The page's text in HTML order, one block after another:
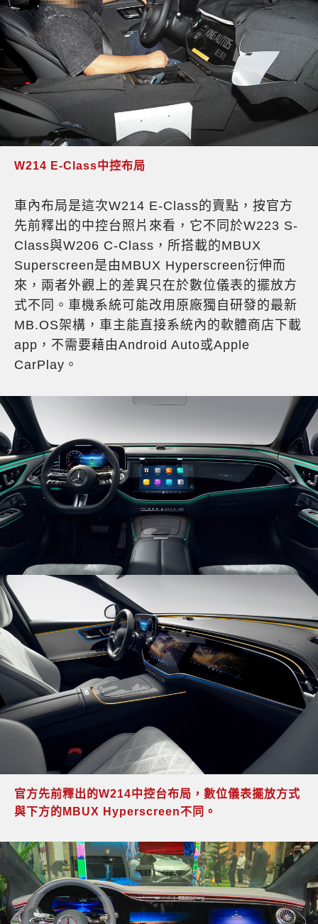
W214 E-Class中控布局
車內布局是這次W214 E-Class的賣點，按官方
先前釋出的中控台照片來看，它不同於W223 S-
Class與W206 C-Class，所搭載的MBUX
Superscreen是由MBUX Hyperscreen衍伸而
來，兩者外觀上的差異只在於數位儀表的擺放方
式不同。車機系統可能改用原廠獨自研發的最新
MB.OS架構，車主能直接系統內的軟體商店下載
app，不需要藉由Android Auto或Apple
CarPlay。
官方先前釋出的W214中控台布局，數位儀表擺放方式
與下方的MBUX Hyperscreen不同。